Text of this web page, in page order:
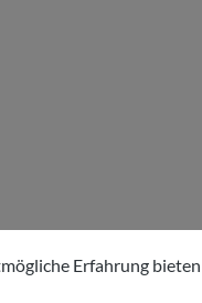
Erfahrung bieten zu
Erfahrung bieten